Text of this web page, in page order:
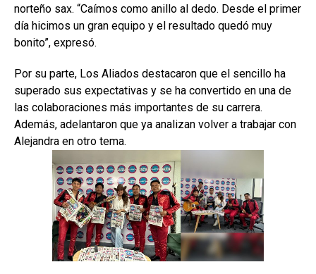
norteño sax. “Caímos como anillo al dedo. Desde el primer
día hicimos un gran equipo y el resultado quedó muy
bonito”, expresó.
Por su parte, Los Aliados destacaron que el sencillo ha
superado sus expectativas y se ha convertido en una de
las colaboraciones más importantes de su carrera.
Además, adelantaron que ya analizan volver a trabajar con
Alejandra en otro tema.